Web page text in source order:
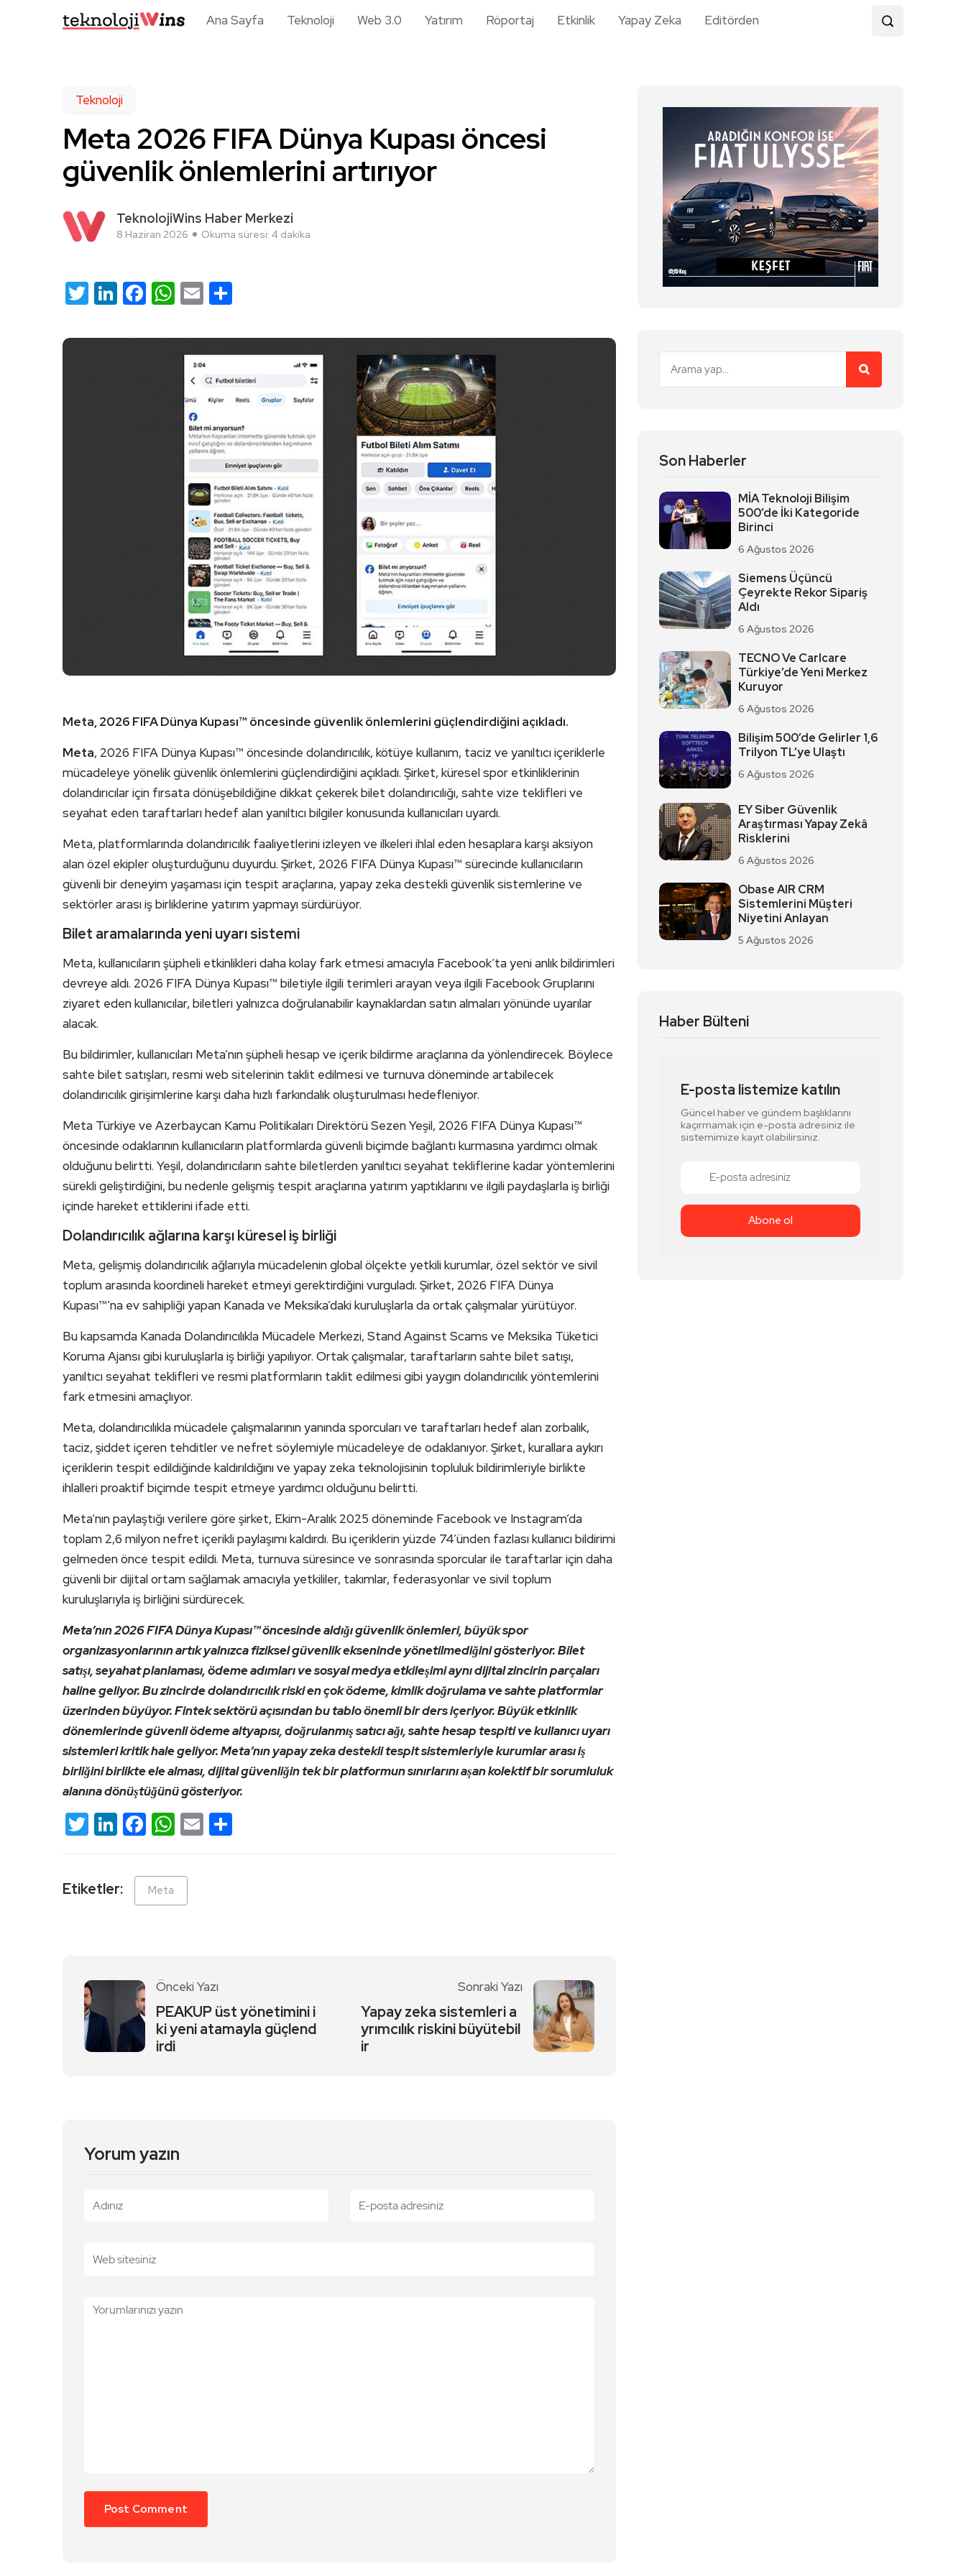
Ana Sayfa Teknoloji Web 3.0 Yatırım Röportaj Etkinlik Yapay Zeka Editörden
Teknoloji
Meta 2026 FIFA Dünya Kupası öncesi
güvenlik önlemlerini artırıyor
TeknolojiWins Haber Merkezi
8 Haziran 2026 Okuma süresi: 4 dakika
Twitter
LinkedIn
Facebook
WhatsApp
Email
Meta, 2026 FIFA Dünya Kupası™ öncesinde güvenlik önlemlerini güçlendirdiğini açıkladı.
Meta, 2026 FIFA Dünya Kupası™ öncesinde dolandırıcılık, kötüye kullanım, taciz ve yanıltıcı içeriklerle
mücadeleye yönelik güvenlik önlemlerini güçlendirdiğini açıkladı. Şirket, küresel spor etkinliklerinin
dolandırıcılar için fırsata dönüşebildiğine dikkat çekerek bilet dolandırıcılığı, sahte vize teklifleri ve
seyahat eden taraftarları hedef alan yanıltıcı bilgiler konusunda kullanıcıları uyardı.
Meta, platformlarında dolandırıcılık faaliyetlerini izleyen ve ilkeleri ihlal eden hesaplara karşı aksiyon
alan özel ekipler oluşturduğunu duyurdu. Şirket, 2026 FIFA Dünya Kupası™ sürecinde kullanıcıların
güvenli bir deneyim yaşaması için tespit araçlarına, yapay zeka destekli güvenlik sistemlerine ve
sektörler arası iş birliklerine yatırım yapmayı sürdürüyor.
Bilet aramalarında yeni uyarı sistemi
Meta, kullanıcıların şüpheli etkinlikleri daha kolay fark etmesi amacıyla Facebook’ta yeni anlık bildirimleri
devreye aldı. 2026 FIFA Dünya Kupası™ biletiyle ilgili terimleri arayan veya ilgili Facebook Gruplarını
ziyaret eden kullanıcılar, biletleri yalnızca doğrulanabilir kaynaklardan satın almaları yönünde uyarılar
alacak.
Bu bildirimler, kullanıcıları Meta’nın şüpheli hesap ve içerik bildirme araçlarına da yönlendirecek. Böylece
sahte bilet satışları, resmi web sitelerinin taklit edilmesi ve turnuva döneminde artabilecek
dolandırıcılık girişimlerine karşı daha hızlı farkındalık oluşturulması hedefleniyor.
Meta Türkiye ve Azerbaycan Kamu Politikaları Direktörü Sezen Yeşil, 2026 FIFA Dünya Kupası™
öncesinde odaklarının kullanıcıların platformlarda güvenli biçimde bağlantı kurmasına yardımcı olmak
olduğunu belirtti. Yeşil, dolandırıcıların sahte biletlerden yanıltıcı seyahat tekliflerine kadar yöntemlerini
sürekli geliştirdiğini, bu nedenle gelişmiş tespit araçlarına yatırım yaptıklarını ve ilgili paydaşlarla iş birliği
içinde hareket ettiklerini ifade etti.
Dolandırıcılık ağlarına karşı küresel iş birliği
Meta, gelişmiş dolandırıcılık ağlarıyla mücadelenin global ölçekte yetkili kurumlar, özel sektör ve sivil
toplum arasında koordineli hareket etmeyi gerektirdiğini vurguladı. Şirket, 2026 FIFA Dünya
Kupası™’na ev sahipliği yapan Kanada ve Meksika’daki kuruluşlarla da ortak çalışmalar yürütüyor.
Bu kapsamda Kanada Dolandırıcılıkla Mücadele Merkezi, Stand Against Scams ve Meksika Tüketici
Koruma Ajansı gibi kuruluşlarla iş birliği yapılıyor. Ortak çalışmalar, taraftarların sahte bilet satışı,
yanıltıcı seyahat teklifleri ve resmi platformların taklit edilmesi gibi yaygın dolandırıcılık yöntemlerini
fark etmesini amaçlıyor.
Meta, dolandırıcılıkla mücadele çalışmalarının yanında sporcuları ve taraftarları hedef alan zorbalık,
taciz, şiddet içeren tehditler ve nefret söylemiyle mücadeleye de odaklanıyor. Şirket, kurallara aykırı
içeriklerin tespit edildiğinde kaldırıldığını ve yapay zeka teknolojisinin topluluk bildirimleriyle birlikte
ihlalleri proaktif biçimde tespit etmeye yardımcı olduğunu belirtti.
Meta’nın paylaştığı verilere göre şirket, Ekim-Aralık 2025 döneminde Facebook ve Instagram’da
toplam 2,6 milyon nefret içerikli paylaşımı kaldırdı. Bu içeriklerin yüzde 74’ünden fazlası kullanıcı bildirimi
gelmeden önce tespit edildi. Meta, turnuva süresince ve sonrasında sporcular ile taraftarlar için daha
güvenli bir dijital ortam sağlamak amacıyla yetkililer, takımlar, federasyonlar ve sivil toplum
kuruluşlarıyla iş birliğini sürdürecek.
Meta’nın 2026 FIFA Dünya Kupası™ öncesinde aldığı güvenlik önlemleri, büyük spor
organizasyonlarının artık yalnızca fiziksel güvenlik ekseninde yönetilmediğini gösteriyor. Bilet
satışı, seyahat planlaması, ödeme adımları ve sosyal medya etkileşimi aynı dijital zincirin parçaları
haline geliyor. Bu zincirde dolandırıcılık riski en çok ödeme, kimlik doğrulama ve sahte platformlar
üzerinden büyüyor. Fintek sektörü açısından bu tablo önemli bir ders içeriyor. Büyük etkinlik
dönemlerinde güvenli ödeme altyapısı, doğrulanmış satıcı ağı, sahte hesap tespiti ve kullanıcı uyarı
sistemleri kritik hale geliyor. Meta’nın yapay zeka destekli tespit sistemleriyle kurumlar arası iş
birliğini birlikte ele alması, dijital güvenliğin tek bir platformun sınırlarını aşan kolektif bir sorumluluk
alanına dönüştüğünü gösteriyor.
Twitter
LinkedIn
Facebook
WhatsApp
Email
Etiketler: Meta
Önceki Yazı
PEAKUP üst yönetimini i
ki yeni atamayla güçlend
irdi
Sonraki Yazı
Yapay zeka sistemleri a
yrımcılık riskini büyütebil
ir
Yorum yazın
Son Haberler
MİA Teknoloji Bilişim
500’de İki Kategoride
Birinci
6 Ağustos 2026
Siemens Üçüncü
Çeyrekte Rekor Sipariş
Aldı
6 Ağustos 2026
TECNO Ve Carlcare
Türkiye’de Yeni Merkez
Kuruyor
6 Ağustos 2026
Bilişim 500’de Gelirler 1,6
Trilyon TL’ye Ulaştı
6 Ağustos 2026
EY Siber Güvenlik
Araştırması Yapay Zekâ
Risklerini
6 Ağustos 2026
Obase AIR CRM
Sistemlerini Müşteri
Niyetini Anlayan
5 Ağustos 2026
Haber Bülteni
E-posta listemize katılın
Güncel haber ve gündem başlıklarını
kaçırmamak için e-posta adresiniz ile
sistemimize kayıt olabilirsiniz.